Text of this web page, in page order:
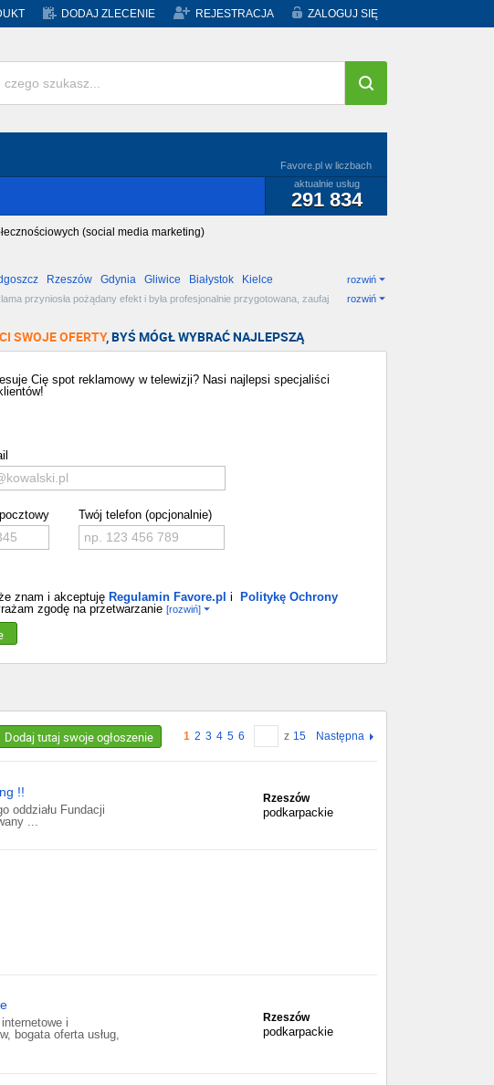
DODAJ ZLECENIE REJESTRACJA ZALOGUJ SIĘ
Favore.pl w liczbach
aktualnie usług
291 834
(social media marketing)
Rzeszów Gdynia Gliwice Białystok
Kielce
rozwiń
przyniosła pożądany efekt i była profesjonalnie przygotowana, zaufaj
rozwiń
SWOJE OFERTY, BYŚ MÓGŁ WYBRAĆ NAJLEPSZĄ
Cię spot reklamowy w telewizji? Nasi najlepsi specjaliści
Twój telefon (opcjonalnie)
znam i akceptuję Regulamin Favore.pl i
Politykę Ochrony
zgodę na przetwarzanie [rozwiń]
Dodaj tutaj swoje ogłoszenie 1 2 3 4 5 6 z 15 Następna
!!
oddziału Fundacji
...
Rzeszów
podkarpackie
i
bogata oferta usług,
Rzeszów
podkarpackie